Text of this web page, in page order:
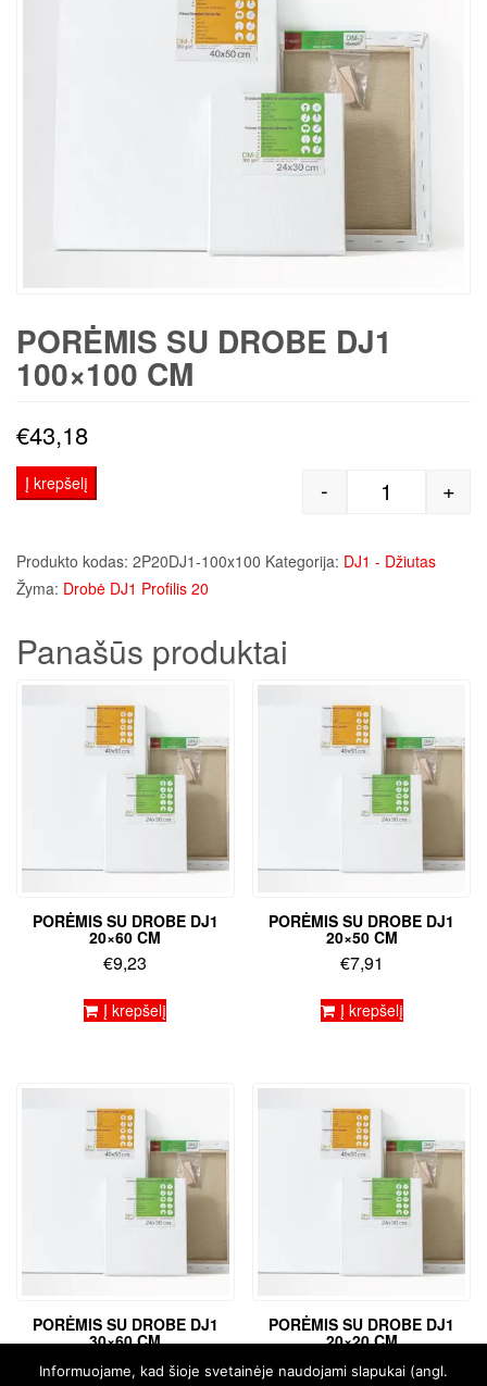
PORĖMIS SU DROBE DJ1
100×100 CM
€43,18
produkto
- +
Į krepšelį
Produkto kodas: 2P20DJ1-100x100 Kategorija: DJ1 - Džiutas
Žyma: Drobė DJ1 Profilis 20
Panašūs produktai
PORĖMIS SU DROBE DJ1
20×60 CM
€9,23
Į krepšelį
PORĖMIS SU DROBE DJ1
20×50 CM
€7,91
Į krepšelį
PORĖMIS SU DROBE DJ1
30×60 CM
€10,82
PORĖMIS SU DROBE DJ1
20×20 CM
€ 5,16
Informuojame, kad šioje svetainėje naudojami slapukai (angl.